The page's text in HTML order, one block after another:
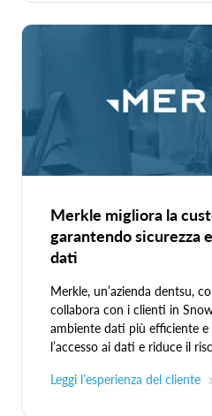
Merkle migliora la
garantendo sicurezza
dati
Merkle, un’azienda dentsu,
collabora con i clienti in
ambiente dati più efficiente e
l’accesso ai dati e riduce il
Leggi l’esperienza del cliente